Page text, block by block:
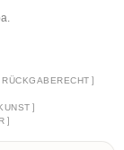
]
]
]